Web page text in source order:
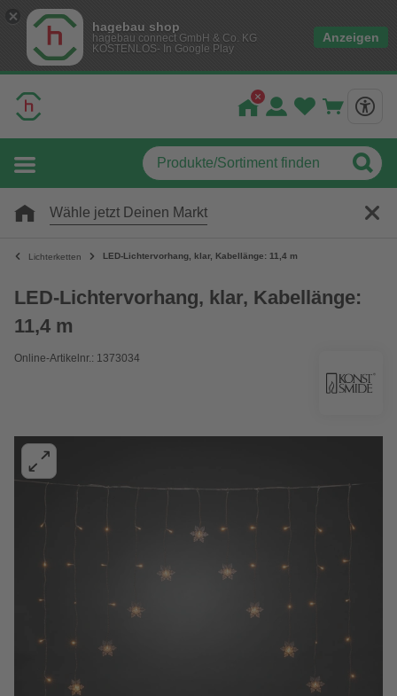
hagebau shop
hagebau connect GmbH & Co. KG
KOSTENLOS- In Google Play
Anzeigen
Wähle jetzt Deinen Markt
Lichterketten LED-Lichtervorhang, klar, Kabellänge: 11,4 m
LED-Lichtervorhang, klar, Kabellänge:
11,4 m
Online-Artikelnr.: 1373034